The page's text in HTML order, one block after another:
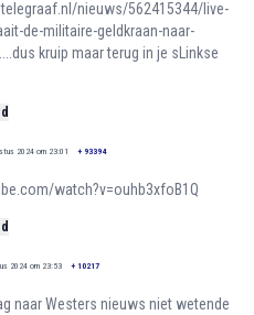
nieuws/562415344/live-
de-militaire-geldkraan-naar-
kruip maar terug in je sLinkse
2024 om 23:01 + 93394
watch?v=ouhb3xfoB1Q
2024 om 23:53 + 10217
naar Westers nieuws niet wetende